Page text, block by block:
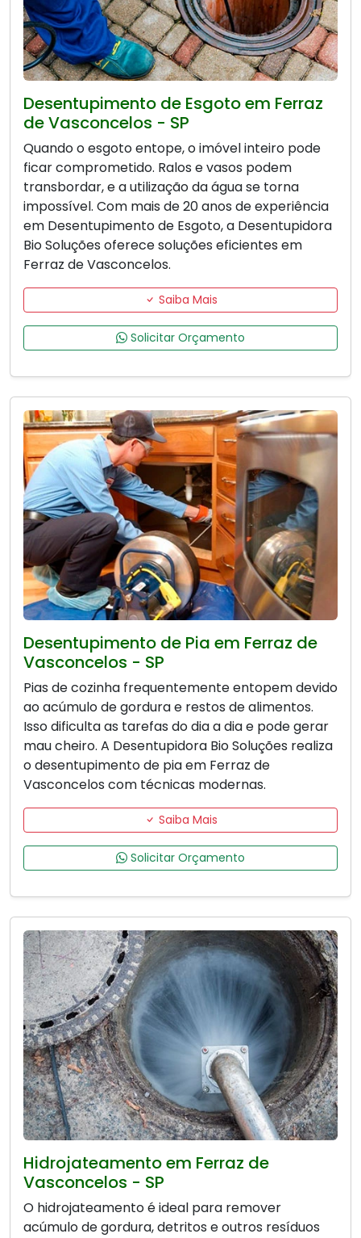
Desentupimento de Esgoto em Ferraz
de Vasconcelos - SP
Quando o esgoto entope, o imóvel inteiro pode
ficar comprometido. Ralos e vasos podem
transbordar, e a utilização da água se torna
impossível. Com mais de 20 anos de experiência
em Desentupimento de Esgoto, a Desentupidora
Bio Soluções oferece soluções eficientes em
Ferraz de Vasconcelos.
Saiba Mais
Solicitar Orçamento
Desentupimento de Pia em Ferraz de
Vasconcelos - SP
Pias de cozinha frequentemente entopem devido
ao acúmulo de gordura e restos de alimentos.
Isso dificulta as tarefas do dia a dia e pode gerar
mau cheiro. A Desentupidora Bio Soluções realiza
o desentupimento de pia em Ferraz de
Vasconcelos com técnicas modernas.
Saiba Mais
Solicitar Orçamento
Hidrojateamento em Ferraz de
Vasconcelos - SP
O hidrojateamento é ideal para remover
acúmulo de gordura, detritos e outros resíduos